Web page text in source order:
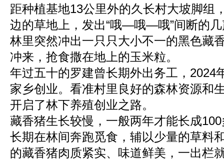
距种植基地13公里外的久长村大坡脚组
边的草地上，发出“哦—哦—哦”间断的
林里突然冲出一只只大小不一的黑色藏
冲来，抢食撒在地上的玉米粒。
年过五十的罗建曾长期外出务工，2024
家乡创业。看准村里良好的森林资源和
开启了林下养殖创业之路。
藏香猪生长较慢，一般两年才能长成
长期在林间奔跑觅食，辅以少量的草料
的藏香猪肉质紧实、味道鲜美，一出栏